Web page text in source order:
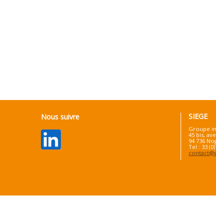
Nous suivre SIEGE
Groupe
45 bis,
94 736
Tel : 33